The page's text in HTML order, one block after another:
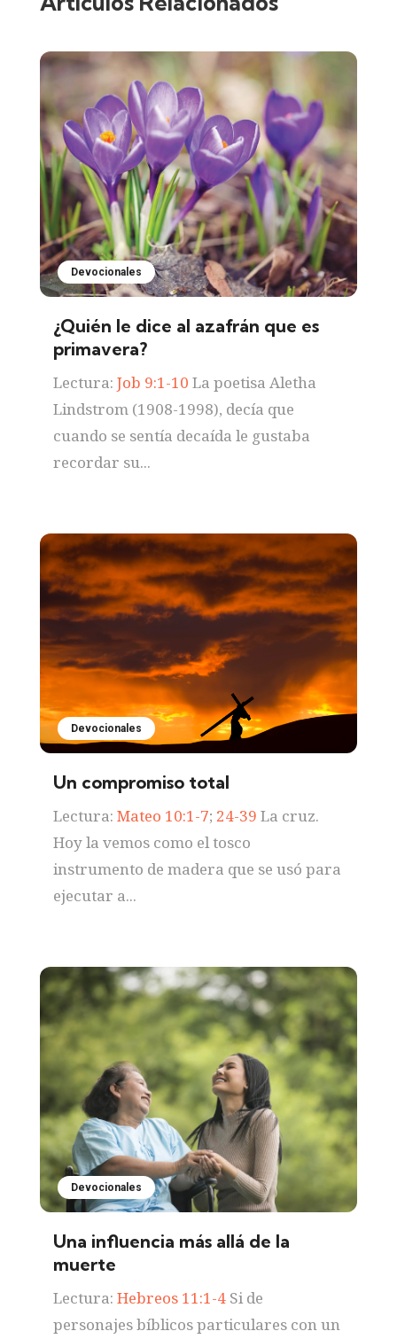
Devocionales
¿Quién le dice al azafrán que es
primavera?
Lectura: Job 9:1-10 La poetisa Aletha
Lindstrom (1908-1998), decía que
cuando se sentía decaída le gustaba
recordar su...
Devocionales
Un compromiso total
Lectura: Mateo 10:1-7; 24-39 La cruz.
Hoy la vemos como el tosco
instrumento de madera que se usó para
ejecutar a...
Devocionales
Una influencia más allá de la
muerte
Lectura: Hebreos 11:1-4Si de
personajes bíblicos particulares con un